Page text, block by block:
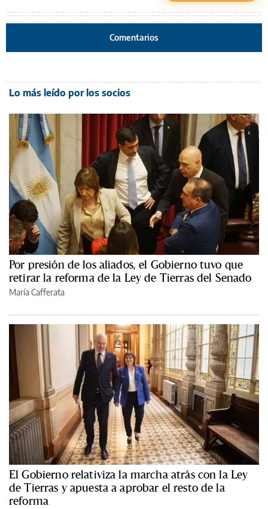
Comentarios
Lo más leído por los socios
Por presión de los aliados, el Gobierno tuvo que
retirar la reforma de la Ley de Tierras del Senado
María Cafferata
El Gobierno relativiza la marcha atrás con la Ley
de Tierras y apuesta a aprobar el resto de la
reforma